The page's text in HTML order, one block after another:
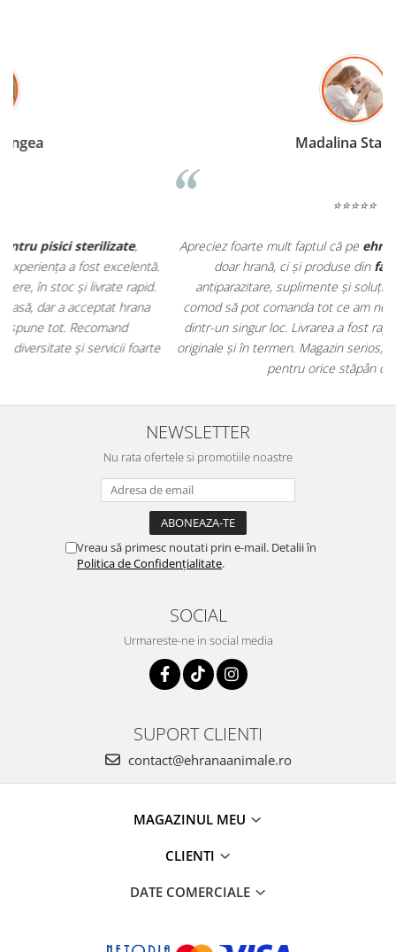
Apreciez foarte mult faptul că peehranaanimale.rogăsesc nu
doar hrană, ci și produse dinfarmacia veterinară:
antiparazitare, suplimente și soluții de îngrijire. Este foarte
comod să pot comanda tot ce am nevoie pentru animalul meu
dintr-un singur loc. Livrarea a fost rapidă, iar produsele au fost
originale și în termen. Magazin serios, bine organizat și foarte util
pentru orice stăpân de animale.
NEWSLETTER
Nu rata ofertele si promotiile noastre
Vreau să primesc noutati prin e-mail. Detalii în
Politica de Confidențialitate.
SOCIAL
Urmareste-ne in social media
SUPORT CLIENTI
contact@ehranaanimale.ro
MAGAZINUL MEU
CLIENTI
DATE COMERCIALE